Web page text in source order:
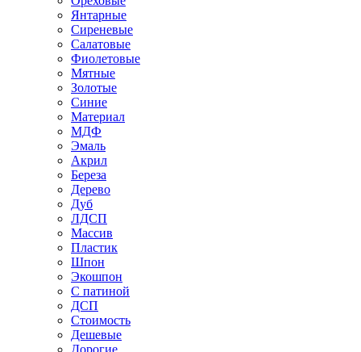
Янтарные
Сиреневые
Салатовые
Фиолетовые
Мятные
Золотые
Синие
Материал
МДФ
Эмаль
Акрил
Береза
Дерево
Дуб
ЛДСП
Массив
Пластик
Шпон
Экошпон
С патиной
ДСП
Стоимость
Дешевые
Дорогие